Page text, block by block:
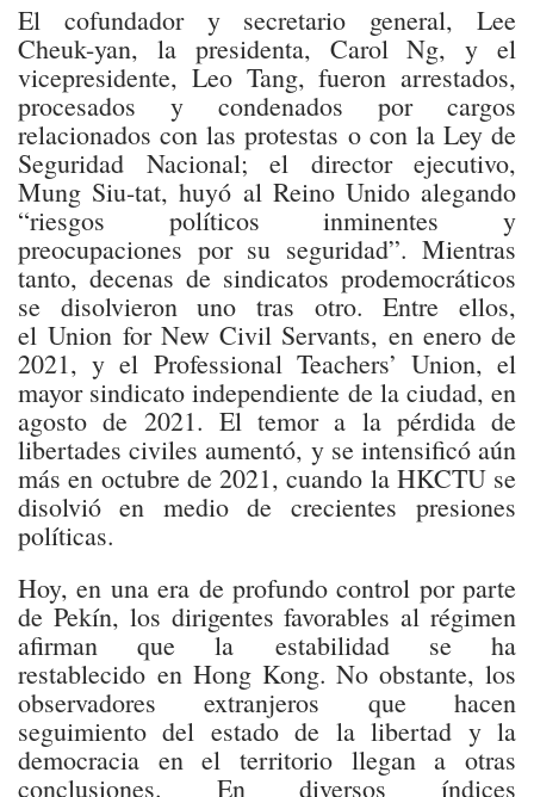
El cofundador y secretario general, Lee
Cheuk-yan, la presidenta, Carol Ng, y el
vicepresidente, Leo Tang, fueron arrestados,
procesados y condenados por cargos
relacionados con las protestas o con la Ley de
Seguridad Nacional; el director ejecutivo,
Mung Siu-tat, huyó al Reino Unido alegando
“riesgos políticos inminentes y
preocupaciones por su seguridad”. Mientras
tanto, decenas de sindicatos prodemocráticos
se disolvieron uno tras otro. Entre ellos,
el Union for New Civil Servants, en enero de
2021, y el Professional Teachers’ Union, el
mayor sindicato independiente de la ciudad, en
agosto de 2021. El temor a la pérdida de
libertades civiles aumentó, y se intensificó aún
más en octubre de 2021, cuando la HKCTU se
disolvió en medio de crecientes presiones
políticas.
Hoy, en una era de profundo control por parte
de Pekín, los dirigentes favorables al régimen
afirman que la estabilidad se ha
restablecido en Hong Kong. No obstante, los
observadores extranjeros que hacen
seguimiento del estado de la libertad y la
democracia en el territorio llegan a otras
conclusiones. En diversos índices